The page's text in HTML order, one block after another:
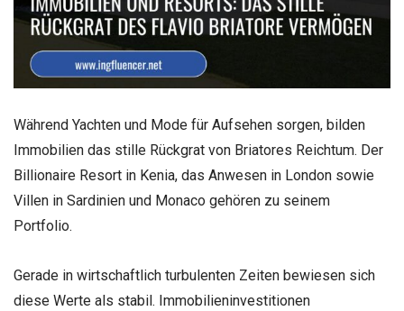
Während Yachten und Mode für Aufsehen sorgen, bilden
Immobilien das stille Rückgrat von Briatores Reichtum. Der
Billionaire Resort in Kenia, das Anwesen in London sowie
Villen in Sardinien und Monaco gehören zu seinem
Portfolio.
Gerade in wirtschaftlich turbulenten Zeiten bewiesen sich
diese Werte als stabil. Immobilieninvestitionen